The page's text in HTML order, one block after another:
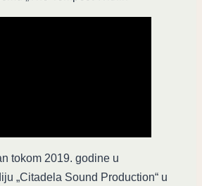
tokom 2019. godine u
„Citadela Sound Production“ u